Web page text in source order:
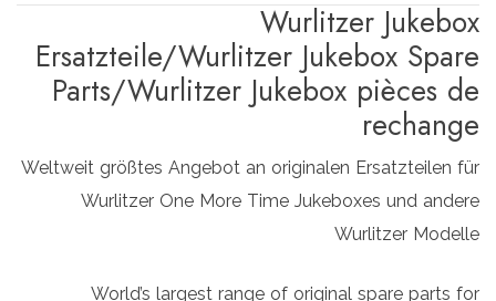
Wurlitzer Jukebox
Ersatzteile/Wurlitzer Jukebox Spare
Parts/Wurlitzer Jukebox pièces de
rechange
Weltweit größtes Angebot an originalen Ersatzteilen für
Wurlitzer One More Time Jukeboxes und andere
Wurlitzer Modelle
World’s largest range of original spare parts for